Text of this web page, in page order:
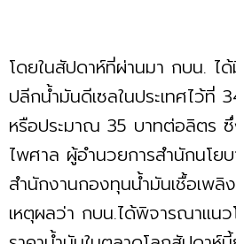
โดยในสัปดาห์ที่ผ่านมา กบน. ไ
ปลีกน้ำมันดีเซลในประเทศไว้ที่
หรือประมาณ 35 บาทต่อลิตร
ไพศาล ผู้อำนวยการสำนักนโย
สำนักงานกองทุนน้ำมันเชื้อเพลิ
เหตุผลว่า กบน.ได้พิจารณาแน